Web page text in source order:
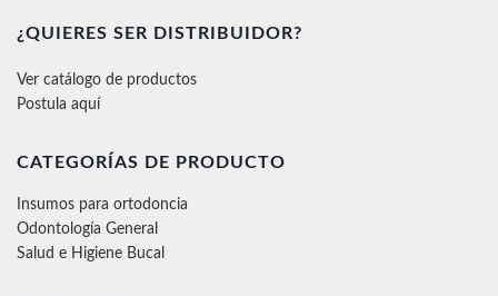
¿QUIERES SER DISTRIBUIDOR?
Ver catálogo de productos
Postula aquí
CATEGORÍAS DE PRODUCTO
Insumos para ortodoncia
Odontología General
Salud e Higiene Bucal